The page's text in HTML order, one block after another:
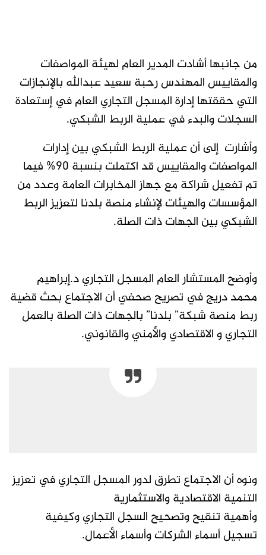
من جانبها أشادت المدير العام لهيئة المواصفات
والمقاييس المهندس رحبة سعيد عبدالله بالإنجازات
التي حققتها إدارة المسجل التجاري العام في إستعادة
السجلات والبدء في عملية الربط الشبكي.
وأشارت إلى أن عملية الربط الشبكي بين إدارات
المواصفات والمقاييس قد اكتملت بنسبة ٩٠% فيما
تم تفعيل شراكة مع جهاز المخابرات العامة وعدد من
المؤسسات والهيئات لإنشاء منصة بلدنا لتعزيز الربط
الشبكي بين الجهات ذات الصلة.
وأوضح المستشار العام المسجل التجاري د.إبراهيم
محمد دريج في تصريح صحفي أن الاجتماع بحث قضية
ربط منصة شبكة” بلدنا” بالجهات ذات الصلة بالعمل
التجاري و الاقتصادي والأمني والقانوني.
ونوه أن الاجتماع تطرق لدور المسجل التجاري في تعزيز
التنمية الاقتصادية والاستثمارية
وأهمية تنقيح وتصحيح السجل التجاري وكيفية
تسجيل أسماء الشركات وأسماء الأعمال.